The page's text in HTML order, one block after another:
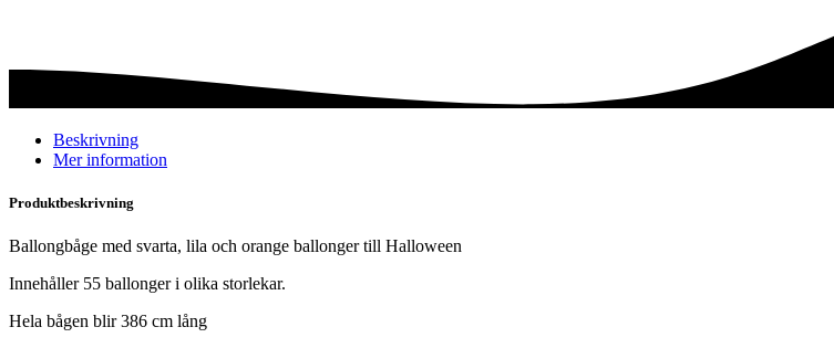
Beskrivning
Mer information
Produktbeskrivning
Ballongbåge med svarta, lila och orange ballonger till Halloween
Innehåller 55 ballonger i olika storlekar.
Hela bågen blir 386 cm lång